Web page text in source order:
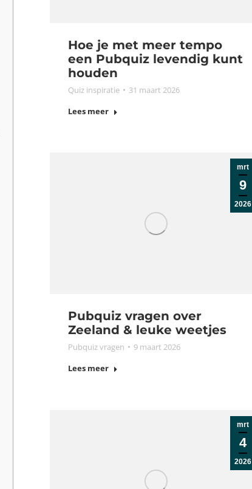
Hoe je met meer tempo
een Pubquiz levendig kunt
houden
Quiz inspiratie
31 maart 2026
Lees meer
mrt
9
2026
Pubquiz vragen over
Zeeland & leuke weetjes
Pubquiz vragen
9 maart 2026
Lees meer
mrt
4
2026